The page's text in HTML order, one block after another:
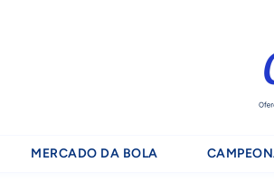
MERCADO DA BOLA